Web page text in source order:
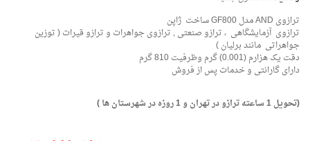
ترازوی AND مدل GF800 ساخت ژاپن
ترازوی آزمایشگاهی ، ترازو صنعتی , ترازوی جواهرات و ترازو قیرات ( توزین
جواهراتی مانند برلیان )
دقت یک هزارم (0.001) گرم وظرفیت 810 گرم
دارای گارانتی و خدمات پس از فروش
(تحویل 1 ساعته ترازو در تهران و 1 روزه در شهرستان ها )